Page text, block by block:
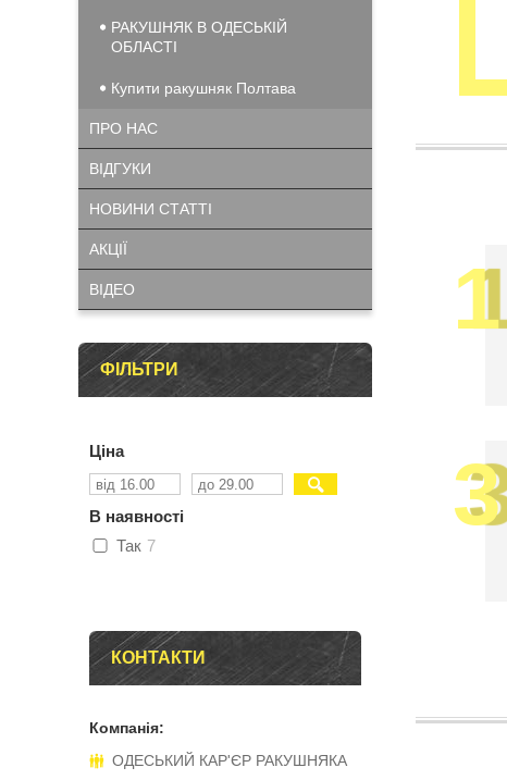
1
3
РАКУШНЯК В ОДЕСЬКІЙ
ОБЛАСТІ
Купити ракушняк Полтава
ПРО НАС
ВІДГУКИ
НОВИНИ СТАТТІ
АКЦІЇ
ВІДЕО
ФІЛЬТРИ
Ціна
В наявності
Так 7
КОНТАКТИ
ОДЕСЬКИЙ КАР'ЄР РАКУШНЯКА